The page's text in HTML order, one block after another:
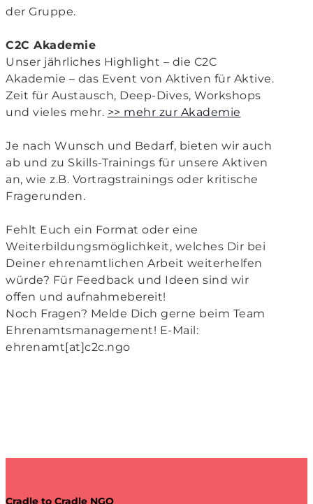
der Gruppe.
C2C Akademie
Unser jährliches Highlight – die C2C
Akademie – das Event von Aktiven für Aktive.
Zeit für Austausch, Deep-Dives, Workshops
und vieles mehr. >> mehr zur Akademie
Je nach Wunsch und Bedarf, bieten wir auch
ab und zu Skills-Trainings für unsere Aktiven
an, wie z.B. Vortragstrainings oder kritische
Fragerunden.
Fehlt Euch ein Format oder eine
Weiterbildungsmöglichkeit, welches Dir bei
Deiner ehrenamtlichen Arbeit weiterhelfen
würde? Für Feedback und Ideen sind wir
offen und aufnahmebereit!
Noch Fragen? Melde Dich gerne beim Team
Ehrenamtsmanagement! E-Mail:
ehrenamt[at]c2c.ngo
Cradle to Cradle NGO